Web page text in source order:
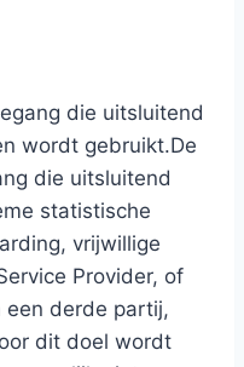
die uitsluitend
wordt gebruikt.De
die uitsluitend
statistische
vrijwillige
Provider, of
een derde partij,
dit doel wordt